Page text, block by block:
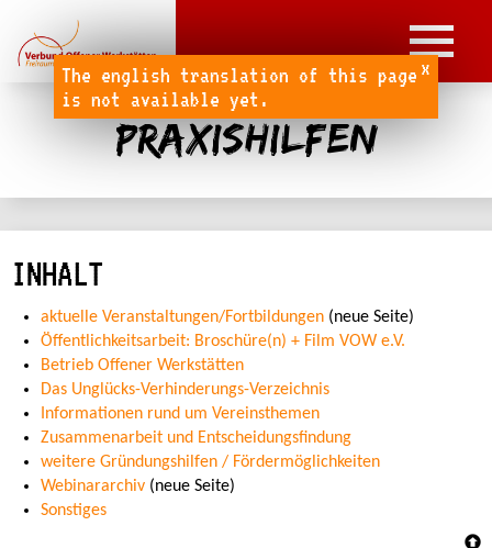
The english translation of this page
is not available yet.
x
Praxishilfen
INHALT
aktuelle Veranstaltungen/Fortbildungen (neue Seite)
Öffentlichkeitsarbeit: Broschüre(n) + Film VOW e.V.
Betrieb Offener Werkstätten
Das Unglücks-Verhinderungs-Verzeichnis
Informationen rund um Vereinsthemen
Zusammenarbeit und Entscheidungsfindung
weitere Gründungshilfen / Fördermöglichkeiten
Webinararchiv (neue Seite)
Sonstiges